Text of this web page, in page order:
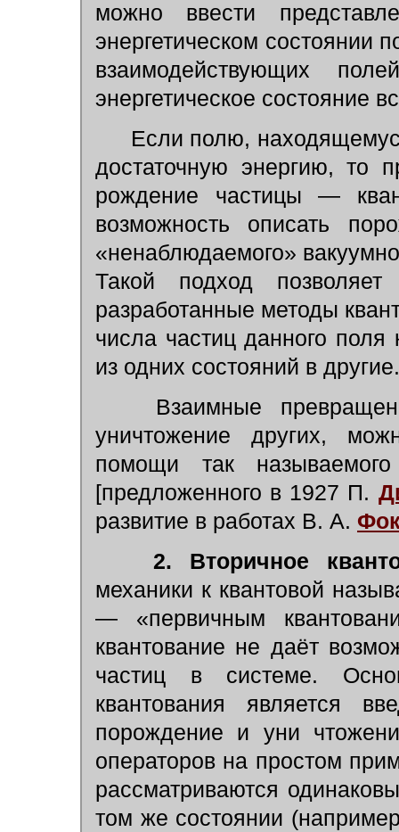
можно ввести
энергетическом состоянии
взаимодействующих
энергетическое состояние
Если полю,
достаточную энергию, то
рождение частицы —
возможность описать
«ненаблюдаемого»
Такой подход
разработанные методы
числа частиц данного поля
из одних состояний в другие.
Взаимные
уничтожение других,
помощи так называемого
[предложенного в 1927 П.
развитие в работах В. А.
2. Вторичное
механики к квантовой
— «первичным
квантование не даёт
частиц в системе.
квантования является
порождение и уни
операторов на простом
рассматриваются
том же состоянии